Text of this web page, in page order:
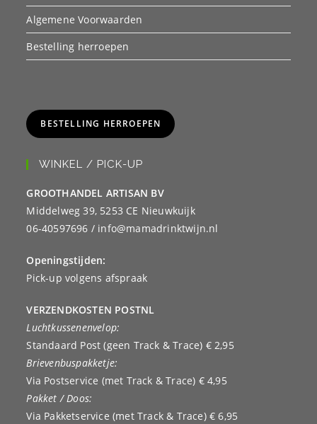
Algemene Voorwaarden
Bestelling herroepen
BESTELLING HERROEPEN
WINKEL / PICK-UP
GROOTHANDEL ARTISAN BV
Middelweg 39, 5253 CE Nieuwkuijk
06-40597696 / info@mamadrinktwijn.nl
Openingstijden:
Pick-up volgens afspraak
VERZENDKOSTEN POSTNL
Luchtkussenenvelop:
Standaard Post (geen Track & Trace) € 2,95
Brievenbuspakketje:
Via Postservice (met Track & Trace) € 4,95
Pakket / Doos:
Via Pakketservice (met Track & Trace) € 6,95